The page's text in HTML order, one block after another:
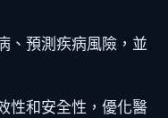
、預測疾病風險，並
性和安全性，優化醫